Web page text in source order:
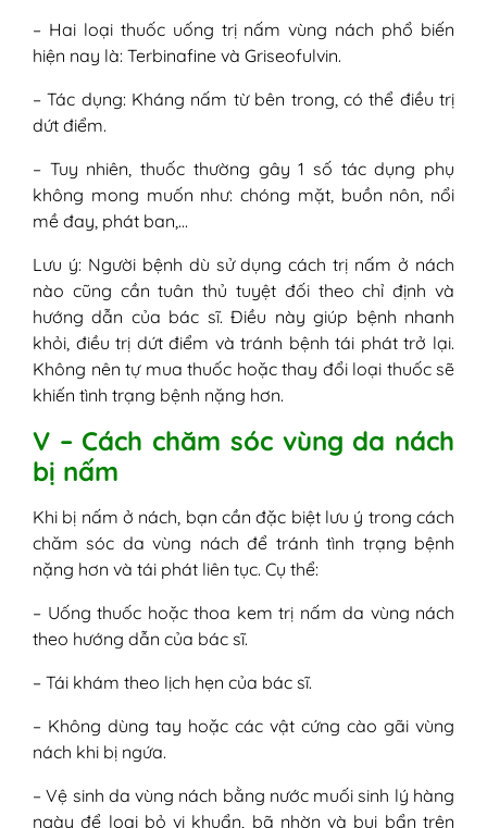
– Hai loại thuốc uống trị nấm vùng nách phổ biến
hiện nay là: Terbinafine và Griseofulvin.
– Tác dụng: Kháng nấm từ bên trong, có thể điều trị
dứt điểm.
– Tuy nhiên, thuốc thường gây 1 số tác dụng phụ
không mong muốn như: chóng mặt, buồn nôn, nổi
mề đay, phát ban,…
Lưu ý: Người bệnh dù sử dụng cách trị nấm ở nách
nào cũng cần tuân thủ tuyệt đối theo chỉ định và
hướng dẫn của bác sĩ. Điều này giúp bệnh nhanh
khỏi, điều trị dứt điểm và tránh bệnh tái phát trở lại.
Không nên tự mua thuốc hoặc thay đổi loại thuốc sẽ
khiến tình trạng bệnh nặng hơn.
V – Cách chăm sóc vùng da nách
bị nấm
Khi bị nấm ở nách, bạn cần đặc biệt lưu ý trong cách
chăm sóc da vùng nách để tránh tình trạng bệnh
nặng hơn và tái phát liên tục. Cụ thể:
– Uống thuốc hoặc thoa kem trị nấm da vùng nách
theo hướng dẫn của bác sĩ.
– Tái khám theo lịch hẹn của bác sĩ.
– Không dùng tay hoặc các vật cứng cào gãi vùng
nách khi bị ngứa.
– Vệ sinh da vùng nách bằng nước muối sinh lý hàng
ngày để loại bỏ vi khuẩn, bã nhờn và bụi bẩn trên